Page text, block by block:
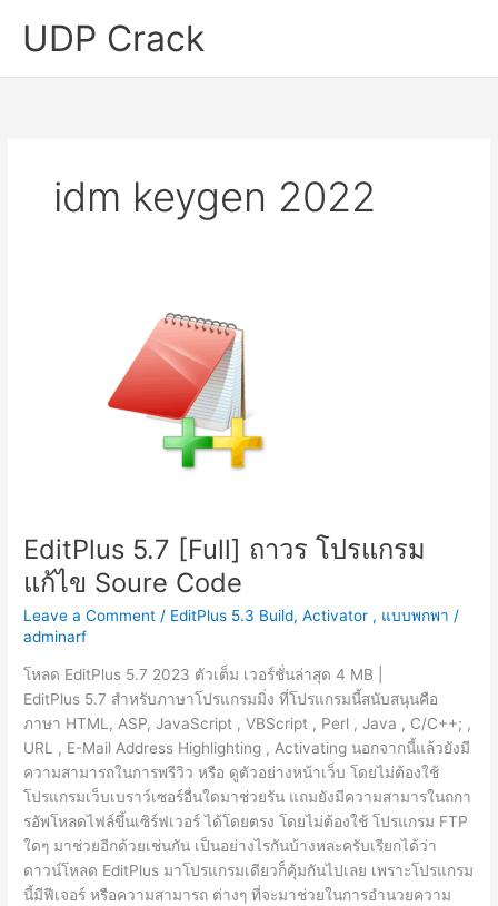
UDP Crack
idm keygen 2022
EditPlus 5.7 [Full] ถาวร โปรแกรม
แก้ไข Soure Code
Leave a Comment / EditPlus 5.3 Build,Activator , แบบพกพา /
adminarf
โหลด EditPlus 5.7 2023 ตัวเต็ม เวอร์ชั่นล่าสุด 4 MB |
EditPlus 5.7 สำหรับภาษาโปรแกรมมิ่ง ที่โปรแกรมนี้สนับสนุนคือ
ภาษา HTML, ASP, JavaScript , VBScript , Perl , Java , C/C++; ,
URL , E-Mail Address Highlighting , Activating นอกจากนี้แล้วยังมี
ความสามารถในการพรีวิว หรือ ดูตัวอย่างหน้าเว็บ โดยไม่ต้องใช้
โปรแกรมเว็บเบราว์เซอร์อื่นใดมาช่วยรัน แถมยังมีความสามารในถกา
รอัพโหลดไฟล์ขึ้นเซิร์ฟเวอร์ ได้โดยตรง โดยไม่ต้องใช้ โปรแกรม FTP
ใดๆ มาช่วยอีกด้วยเช่นกัน เป็นอย่างไรกันบ้างหละครับเรียกได้ว่า
ดาวน์โหลด EditPlus มาโปรแกรมเดียวก็คุ้มกันไปเลย เพราะโปรแกรม
นี้มีฟีเจอร์ หรือความสามารถ ต่างๆ ที่จะมาช่วยในการอำนวยความ